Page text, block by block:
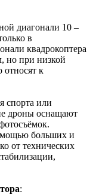
диагонали 10 –
в
квадрокоптера
но при низкой
относят к
спорта или
дроны оснащают
больших и
от технических
: